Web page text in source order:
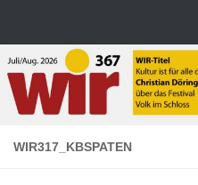
WIR317_KBSPATEN